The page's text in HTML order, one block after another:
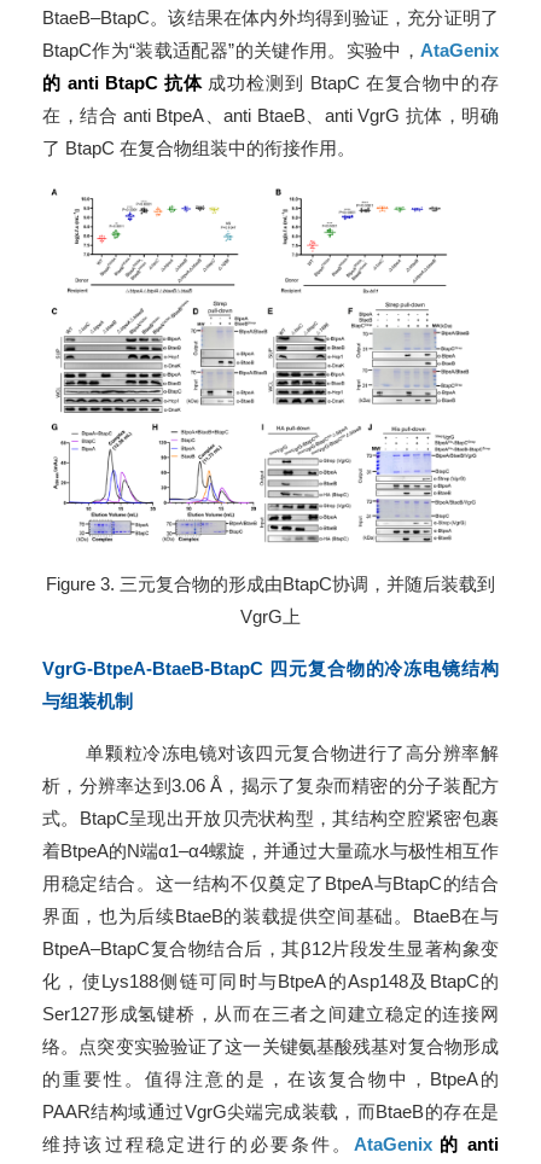
BtaeB–BtapC。该结果在体内外均得到验证，充分证明了
BtapC作为“装载适配器”的关键作用。实验中， AtaGenix
的 anti BtapC 抗体成功检测到 BtapC 在复合物中的存
在，结合 anti BtpeA、anti BtaeB、anti VgrG 抗体，明确
了 BtapC 在复合物组装中的衔接作用。
Figure 3. 三元复合物的形成由BtapC协调，并随后装载到
VgrG上
VgrG-BtpeA-BtaeB-BtapC 四元复合物的冷冻电镜结构
与组装机制
单颗粒冷冻电镜对该四元复合物进行了高分辨率解
析，分辨率达到3.06 Å，揭示了复杂而精密的分子装配方
式。BtapC呈现出开放贝壳状构型，其结构空腔紧密包裹
着BtpeA的N端α1–α4螺旋，并通过大量疏水与极性相互作
用稳定结合。这一结构不仅奠定了BtpeA与BtapC的结合
界面，也为后续BtaeB的装载提供空间基础。BtaeB在与
BtpeA–BtapC复合物结合后，其β12片段发生显著构象变
化，使Lys188侧链可同时与BtpeA的Asp148及BtapC的
Ser127形成氢键桥，从而在三者之间建立稳定的连接网
络。点突变实验验证了这一关键氨基酸残基对复合物形成
的重要性。值得注意的是，在该复合物中，BtpeA的
PAAR结构域通过VgrG尖端完成装载，而BtaeB的存在是
维持该过程稳定进行的必要条件。 AtaGenix 的 anti